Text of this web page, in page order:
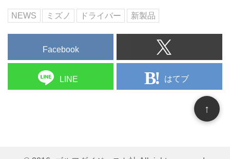
NEWS ミズノ ドライバー 新製品
Facebook
LINE はてブ
↑